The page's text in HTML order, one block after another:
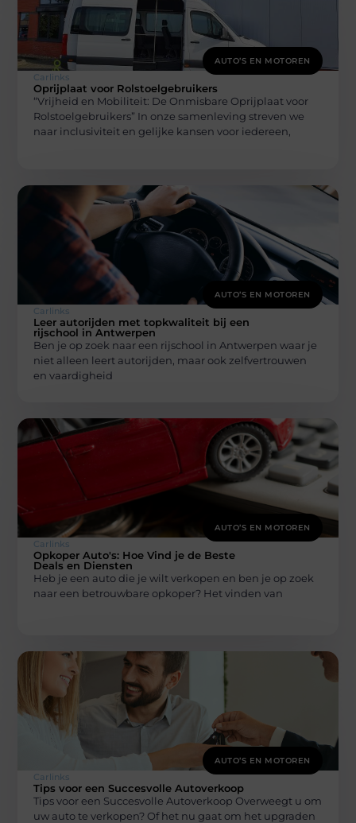
AUTO’S EN MOTOREN
Carlinks
Oprijplaat voor Rolstoelgebruikers
“Vrijheid en Mobiliteit: De Onmisbare Oprijplaat voor
Rolstoelgebruikers” In onze samenleving streven we
naar inclusiviteit en gelijke kansen voor iedereen,
AUTO’S EN MOTOREN
Carlinks
Leer autorijden met topkwaliteit bij een
rijschool in Antwerpen
Ben je op zoek naar een rijschool in Antwerpen waar je
niet alleen leert autorijden, maar ook zelfvertrouwen
en vaardigheid
AUTO’S EN MOTOREN
Carlinks
Opkoper Auto's: Hoe Vind je de Beste
Deals en Diensten
Heb je een auto die je wilt verkopen en ben je op zoek
naar een betrouwbare opkoper? Het vinden van
AUTO’S EN MOTOREN
Carlinks
Tips voor een Succesvolle Autoverkoop
Tips voor een Succesvolle Autoverkoop Overweegt u om
uw auto te verkopen? Of het nu gaat om het upgraden